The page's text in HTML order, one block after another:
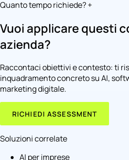
Quanto tempo richiede?+
Vuoi applicare questi
azienda?
Raccontaci obiettivi e contesto: ti
inquadramento concreto su AI,
marketing digitale.
RICHIEDI ASSESSMENT
Soluzioni correlate
AI per imprese